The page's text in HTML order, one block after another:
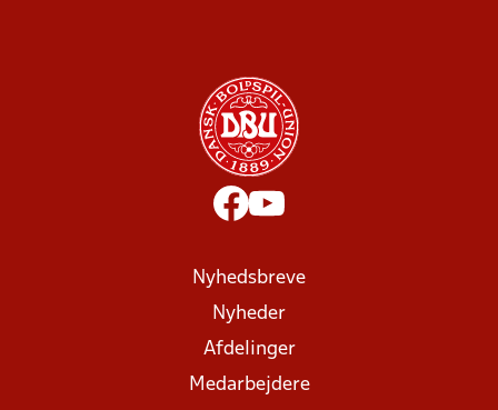
Nyhedsbreve
Nyheder
Afdelinger
Medarbejdere